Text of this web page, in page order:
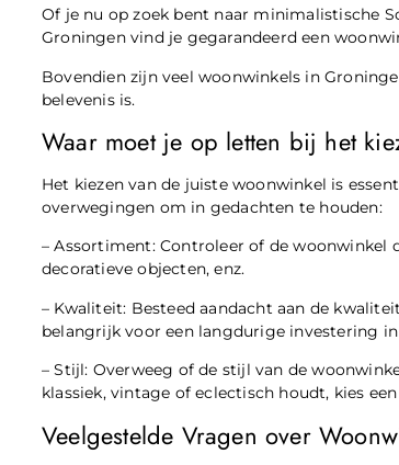
Of je nu op zoek bent naar minimalistische
Groningen vind je gegarandeerd een
Bovendien zijn veel woonwinkels in
belevenis is.
Waar moet je op letten bij het
Het kiezen van de juiste woonwinkel is
overwegingen om in gedachten te houden:
– Assortiment: Controleer of de woonwinkel
decoratieve objecten, enz.
– Kwaliteit: Besteed aandacht aan de
belangrijk voor een langdurige investering
– Stijl: Overweeg of de stijl van de
klassiek, vintage of eclectisch houdt, kies
Veelgestelde Vragen over